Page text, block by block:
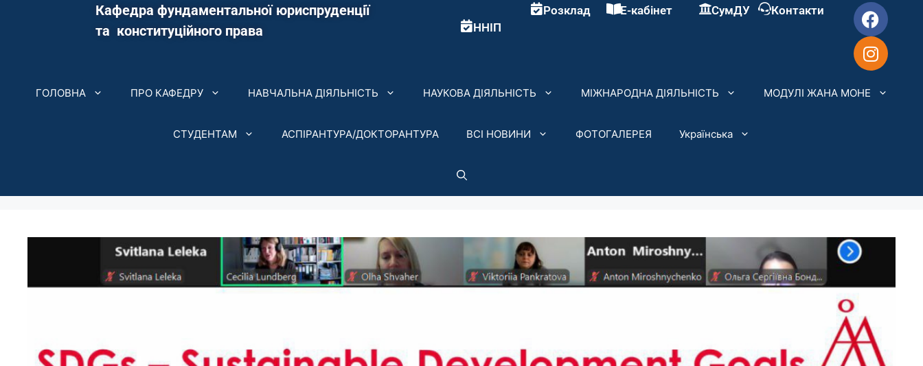
Кафедра фундаментальної юриспруденції
та конституційного права
ННІП
Розклад Е-кабінет СумДУ Контакти
ГОЛОВНА ПРО КАФЕДРУ НАВЧАЛЬНА ДІЯЛЬНІСТЬ НАУКОВА ДІЯЛЬНІСТЬ МІЖНАРОДНА ДІЯЛЬНІСТЬ МОДУЛІ ЖАНА МОНЕ
СТУДЕНТАМ АСПІРАНТУРА/ДОКТОРАНТУРА ВСІ НОВИНИ ФОТОГАЛЕРЕЯ Українська